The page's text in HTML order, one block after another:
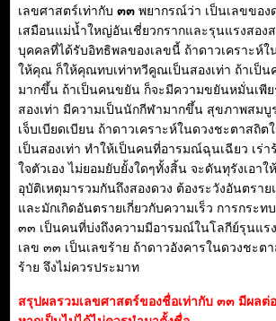
เลขศาสตร์เท่ากับ ๓๓ พยากรณ์ว่า เป็นเลขของ
เสมือนแม่น้ำใหญ่อันเชี่ยวกรากและรุนแรงสอ
บุคคลที่ได้รับอิทธิพลของเลขนี้ ถ้าดาวเคราะห์
ให้คุณ ก็ให้คุณทบเท่าทวีคูณเป็นสองเท่า ถ้าเป็
มากขึ้น ถ้าเป็นคนขยัน ก็จะมีความขยันหมั่นเพีย
สองเท่า มีความเป็นนักกีฬามากขึ้น สุขภาพสม
เจ็บเบียดเบียน ถ้าดาวเคราะห์ในดวงชะตาสถิ
เป็นสองเท่า ทำให้เป็นคนที่อารมณ์ฉุนเฉียว เร่
ใจตัวเอง ไม่ยอมยับยั้งใดๆทั้งสิ้น จะดันทุรังเอา
อุบัติเหตุมารวมกันถึงสองดวง ต้องระวังอันตร
และมักเกิดอันตรายเกี่ยวกับความเร็ว การกระ
๓๓ เป็นคนที่บ่งถึงความมีอารมณ์ในโลกีย์รุนแร
เลข ๓๓ เป็นเลขร้าย ถ้าดาวอังคารในดวงชะต
ร้าย จึงไม่ควรประมาท
สรุปผลรวมเลขศาสตร์ของชื่อเท่ากับ ๓๓ มีผล